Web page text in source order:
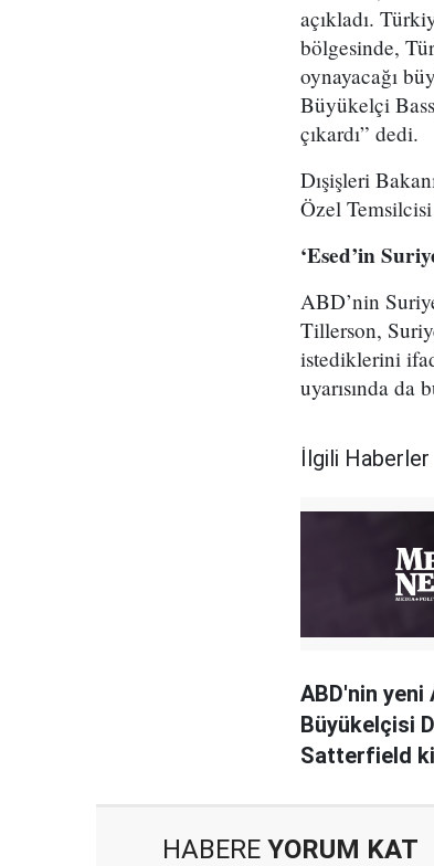
açıkladı.
bölgesinde,
oynayacağı
Büyükelçi
çıkardı” dedi.
Dışişleri
Özel
‘Esed’in
ABD’nin
Tillerson,
istediklerini
uyarısında da
İlgili Haberler
ABD'nin yeni
Büyükelçisi
Satterfield
HABERE YORUM KAT